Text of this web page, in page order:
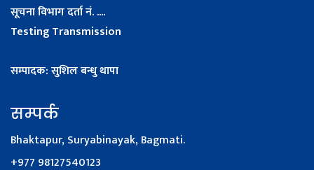
सूचना विभाग दर्ता नं. ....
Testing Transmission
सम्पादक: सुशिल बन्धु थापा
सम्पर्क
Bhaktapur, Suryabinayak, Bagmati.
+977 98127540123